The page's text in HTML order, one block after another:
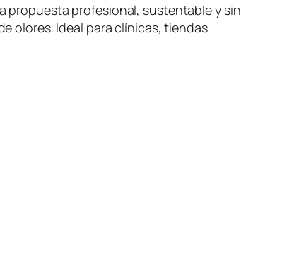
propuesta profesional, sustentable y sin
olores. Ideal para clínicas, tiendas